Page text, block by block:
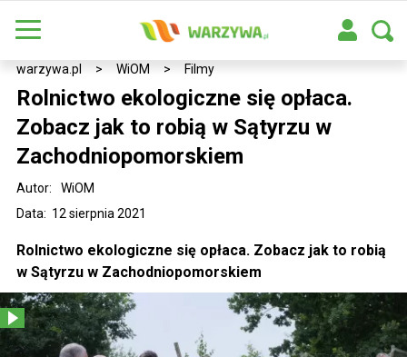
warzywa.pl > WiOM > Filmy
Rolnictwo ekologiczne się opłaca.
Zobacz jak to robią w Sątyrzu w
Zachodniopomorskiem
Data: 12 sierpnia 2021
Autor: WiOM
Rolnictwo ekologiczne się opłaca. Zobacz jak to robią
w Sątyrzu w Zachodniopomorskiem